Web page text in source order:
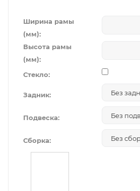
Ширина рамы
(мм):
Высота рамы
(мм):
Стекло:
Задник:
Подвеска:
Сборка: